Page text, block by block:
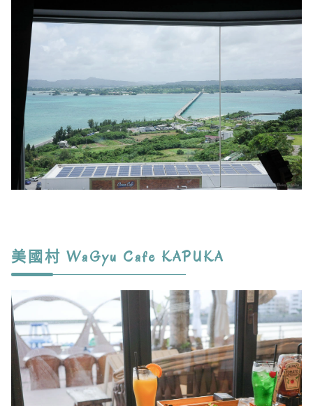
美國村 WaGyu Cafe KAPUKA